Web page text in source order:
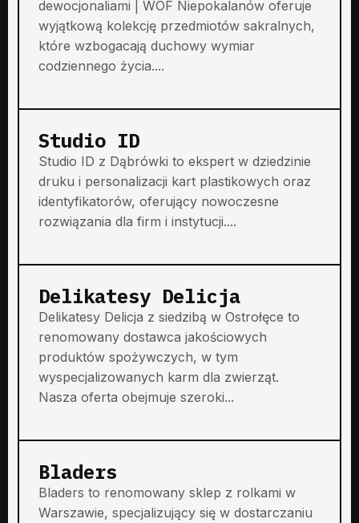
dewocjonaliami | WOF Niepokalanów oferuje
wyjątkową kolekcję przedmiotów sakralnych,
które wzbogacają duchowy wymiar
codziennego życia....
Studio ID
Studio ID z Dąbrówki to ekspert w dziedzinie
druku i personalizacji kart plastikowych oraz
identyfikatorów, oferujący nowoczesne
rozwiązania dla firm i instytucji....
Delikatesy Delicja
Delikatesy Delicja z siedzibą w Ostrołęce to
renomowany dostawca jakościowych
produktów spożywczych, w tym
wyspecjalizowanych karm dla zwierząt.
Nasza oferta obejmuje szeroki...
Bladers
Bladers to renomowany sklep z rolkami w
Warszawie, specjalizujący się w dostarczaniu